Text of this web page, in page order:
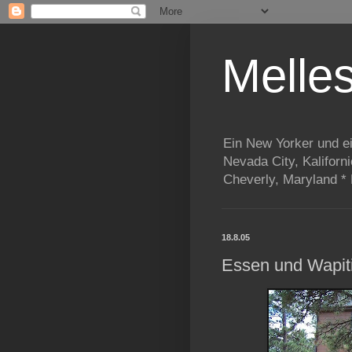
Ein New Yorker und
Nevada City,
Cheverly, Maryland *
18.8.05
Essen und